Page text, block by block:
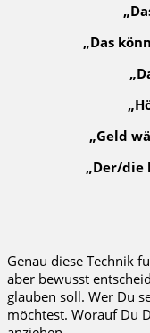
„Das
„Geld
„Der/die
Genau diese Technik
aber bewusst
glauben soll. Wer Du
möchtest. Worauf Du